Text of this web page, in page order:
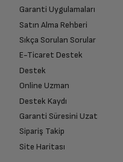
Garanti Uygulamaları
Satın Alma Rehberi
Sıkça Sorulan Sorular
E-Ticaret Destek
Destek
Online Uzman
Destek Kaydı
Garanti Süresini Uzat
Sipariş Takip
Site Haritası